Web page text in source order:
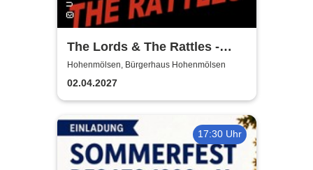
The Lords & The Rattles -
Deutsche Rocklegenden
Hohenmölsen, Bürgerhaus Hohenmölsen
02.04.2027
17:30 Uhr